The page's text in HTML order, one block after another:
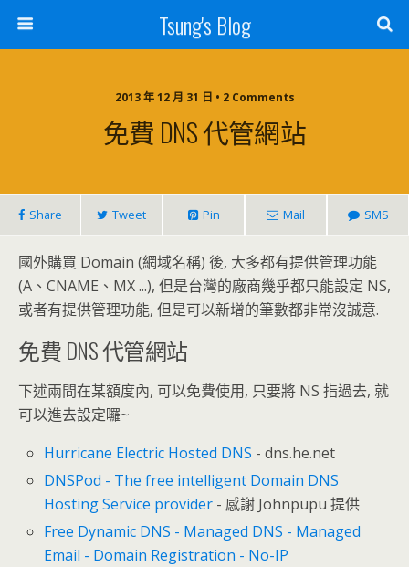
Tsung's Blog
2013 年 12 月 31 日 • 2 Comments
免費 DNS 代管網站
Share Tweet Pin Mail SMS
國外購買 Domain (網域名稱) 後, 大多都有提供管理功能
(A、CNAME、MX ...), 但是台灣的廠商幾乎都只能設定 NS,
或者有提供管理功能, 但是可以新增的筆數都非常沒誠意.
免費 DNS 代管網站
下述兩間在某額度內, 可以免費使用, 只要將 NS 指過去, 就
可以進去設定囉~
Hurricane Electric Hosted DNS - dns.he.net
DNSPod - The free intelligent Domain DNS
Hosting Service provider - 感謝 Johnpupu 提供
Free Dynamic DNS - Managed DNS - Managed
Email - Domain Registration - No-IP